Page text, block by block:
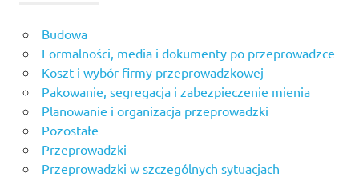
Budowa
Formalności, media i dokumenty po przeprowadzce
Koszt i wybór firmy przeprowadzkowej
Pakowanie, segregacja i zabezpieczenie mienia
Planowanie i organizacja przeprowadzki
Pozostałe
Przeprowadzki
Przeprowadzki w szczególnych sytuacjach